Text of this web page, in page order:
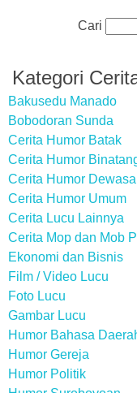
Cari
Kategori
Bakusedu Manado
Bobodoran Sunda
Cerita Humor Batak
Cerita Humor
Cerita Humor Dewasa
Cerita Humor Umum
Cerita Lucu Lainnya
Cerita Mop dan Mob
Ekonomi dan Bisnis
Film / Video Lucu
Foto Lucu
Gambar Lucu
Humor Bahasa
Humor Gereja
Humor Politik